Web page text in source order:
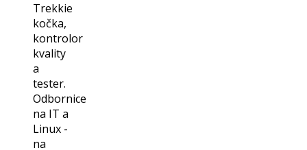
Trekkie
kočka,
kontrolor
kvality
a
tester.
Odbornice
na IT a
Linux -
na